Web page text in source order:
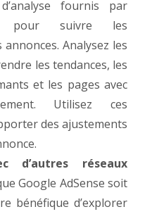
fournis par
pour suivre les
Analysez les
les tendances, les
et les pages avec
Utilisez ces
des ajustements
d’autres réseaux
Google AdSense soit
bénéfique d’explorer